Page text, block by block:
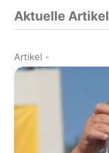
Aktuelle Artikel
Artikel -